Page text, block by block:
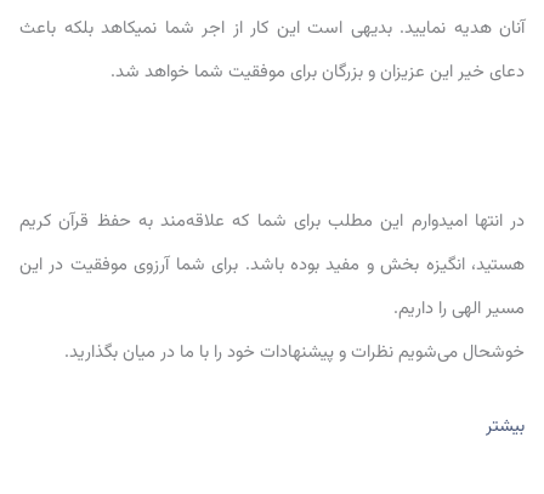
آنان هدیه نمایید. بدیهی است این کار از اجر شما نمیکاهد بلکه باعث
دعای خیر این عزیزان و بزرگان برای موفقیت شما خواهد شد.
در انتها امیدوارم این مطلب برای شما که علاقه‌مند به حفظ قرآن کریم
هستید، انگیزه بخش و مفید بوده باشد. برای شما آرزوی موفقیت در این
مسیر الهی را داریم.
خوشحال می‌شویم نظرات و پیشنهادات خود را با ما در میان بگذارید.
بیشتر